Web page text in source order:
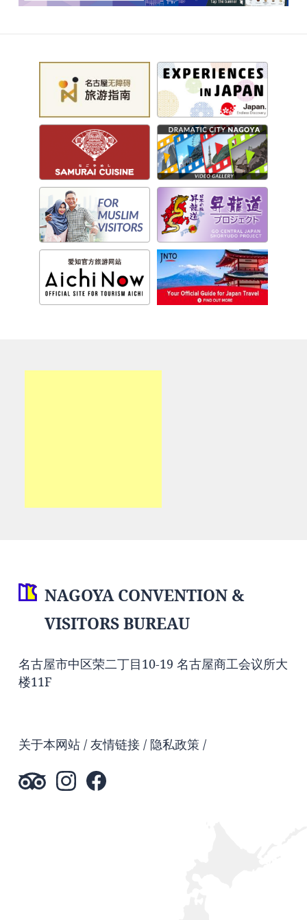
NAGOYA CONVENTION &
VISITORS BUREAU
名古屋市中区荣二丁目10-19 名古屋商工会议所大
楼11F
关于本网站 友情链接 隐私政策